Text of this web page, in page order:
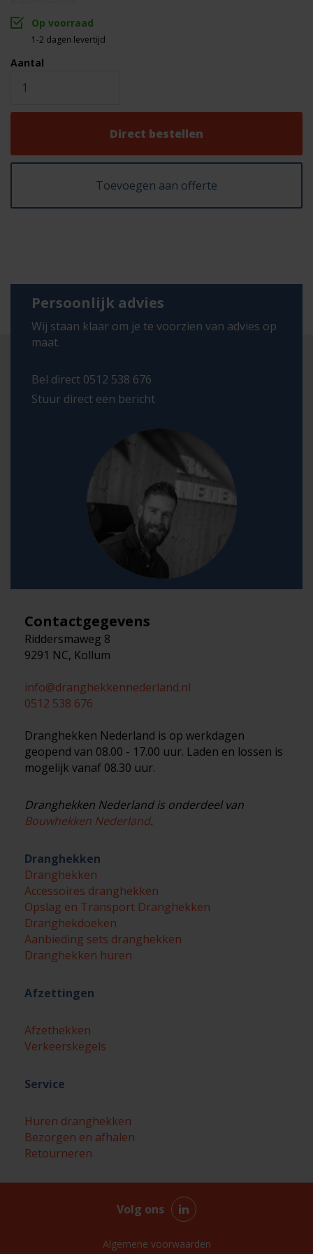
Op voorraad
1-2 dagen levertijd
Aantal
Direct bestellen
Toevoegen aan offerte
Persoonlijk advies
Wij staan klaar om je te voorzien van advies op
maat.
Bel direct 0512 538 676
Stuur direct een bericht
Contactgegevens
Riddersmaweg 8
9291 NC, Kollum
info@dranghekkennederland.nl
0512 538 676
Dranghekken Nederland is op werkdagen
geopend van 08.00 - 17.00 uur. Laden en lossen is
mogelijk vanaf 08.30 uur.
Dranghekken Nederland is onderdeel van
Bouwhekken Nederland.
Dranghekken
Dranghekken
Accessoires dranghekken
Opslag en Transport Dranghekken
Dranghekdoeken
Aanbieding sets dranghekken
Dranghekken huren
Afzettingen
Afzethekken
Verkeerskegels
Service
Huren dranghekken
Bezorgen en afhalen
Retourneren
Volg ons
Algemene voorwaarden